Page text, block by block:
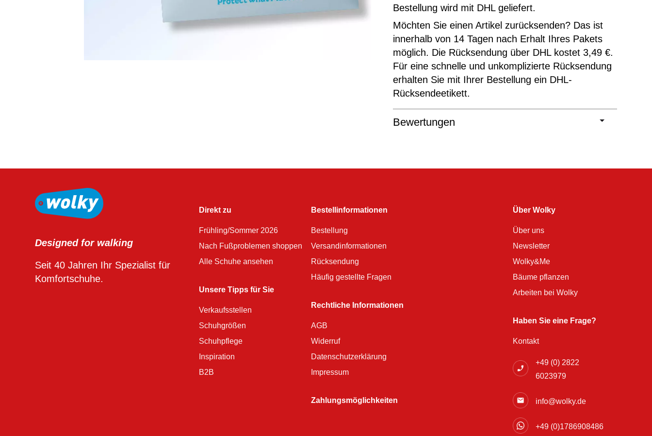
Bestellung wird mit DHL geliefert.
Möchten Sie einen Artikel zurücksenden? Das ist
innerhalb von 14 Tagen nach Erhalt Ihres Pakets
möglich. Die Rücksendung über DHL kostet 3,49 €.
Für eine schnelle und unkomplizierte Rücksendung
erhalten Sie mit Ihrer Bestellung ein DHL-
Rücksendeetikett.
Bewertungen
Designed for walking
Seit 40 Jahren Ihr Spezialist für
Komfortschuhe.
Direkt zu
Frühling/Sommer 2026
Nach Fußproblemen shoppen
Alle Schuhe ansehen
Unsere Tipps für Sie
Verkaufsstellen
Schuhgrößen
Schuhpflege
Inspiration
B2B
Bestellinformationen
Bestellung
Versandinformationen
Rücksendung
Häufig gestellte Fragen
Rechtliche Informationen
AGB
Widerruf
Datenschutzerklärung
Impressum
Zahlungsmöglichkeiten
Über Wolky
Über uns
Newsletter
Wolky&Me
Bäume pflanzen
Arbeiten bei Wolky
Haben Sie eine Frage?
Kontakt
+49 (0) 2822
6023979
info@wolky.de
+49 (0)1786908486